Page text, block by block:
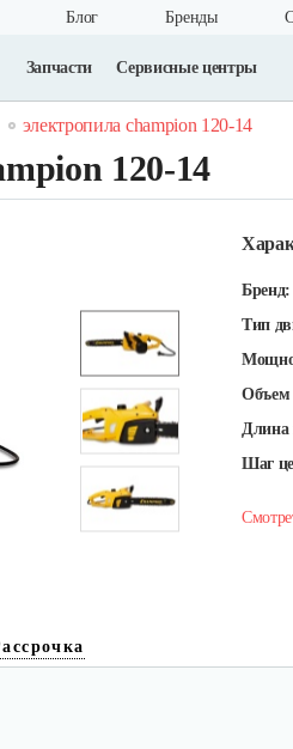
Блог Бренды
Запчасти Сервисные центры
электропила champion 120-14
120-14
Бренд:
Тип
Объем
Шаг